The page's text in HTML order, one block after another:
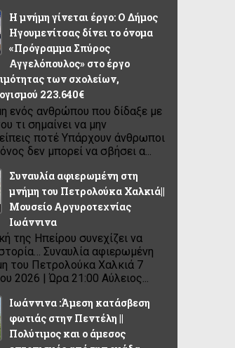
Η μνήμη γίνεται έργο: Ο Δήμος
Ηγουμενίτσας δίνει το όνομα
«Πρόγραμμα Σπύρος
Αγγελόπουλος» στο έργο
των σχολείων,
223.640€
ενός ανθρώπου που δίδαξε με
τι σημαίνει να μην
ποτέ Υπάρχουν άνθρωποι
δεν μπορεί να σβήσει α...
Συναυλία αφιερωμένη στη
μνήμη του Πετρολούκα Χαλκιά||
Μουσείο Αργυροτεχνίας
Ιωάννινα
της Ηπείρου συνεχίζει να
Συναυλία αφιερωμένη
του Πετρολούκα Χαλκιά 7
2026 | Ώρα 21:00 Αύλειος...
Ιωάννινα :Άμεση κατάσβεση
φωτιάς στην Πεντέλη ||
Πολύτιμος και ο άμεσος